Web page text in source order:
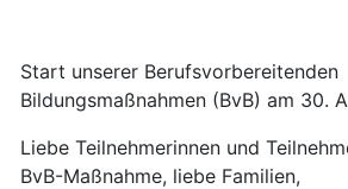
Start unserer Berufsvorbereitenden
Bildungsmaßnahmen (BvB) am 30.
Liebe Teilnehmerinnen und
BvB-Maßnahme, liebe Familien,